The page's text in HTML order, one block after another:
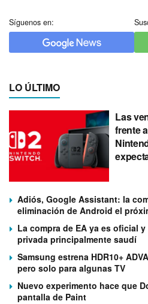
Síguenos en:
LO ÚLTIMO
Las
frente
Adiós, Google Assistant: la
eliminación de Android el
La compra de EA ya es oficial
privada principalmente saudí
Samsung estrena HDR10+
pero solo para algunas TV
Nuevo experimento hace que
pantalla de Paint